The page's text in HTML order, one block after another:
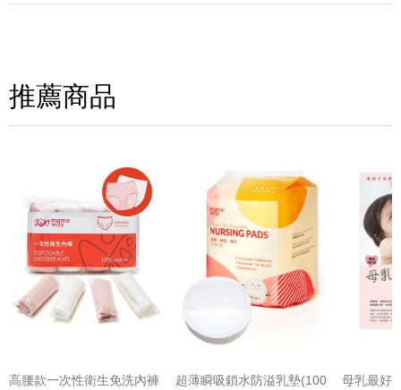
(圖片格式限jpg、jpeg)
推薦商品
高腰款一次性衛生免洗內褲
超薄瞬吸鎖水防溢乳墊(100
母乳最好(